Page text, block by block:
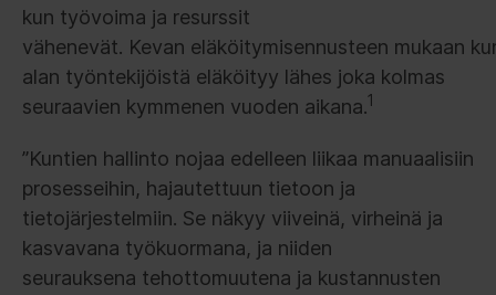
kun työvoima ja resurssit
vähenevät. Kevan eläköitymisennusteen mukaan
alan työntekijöistä eläköityy lähes joka kolmas
seuraavien kymmenen vuoden aikana.1
”Kuntien hallinto nojaa edelleen liikaa manuaalisiin
prosesseihin, hajautettuun tietoon ja
tietojärjestelmiin. Se näkyy viiveinä, virheinä ja
kasvavana työkuormana, ja niiden
seurauksena tehottomuutena ja kustannusten